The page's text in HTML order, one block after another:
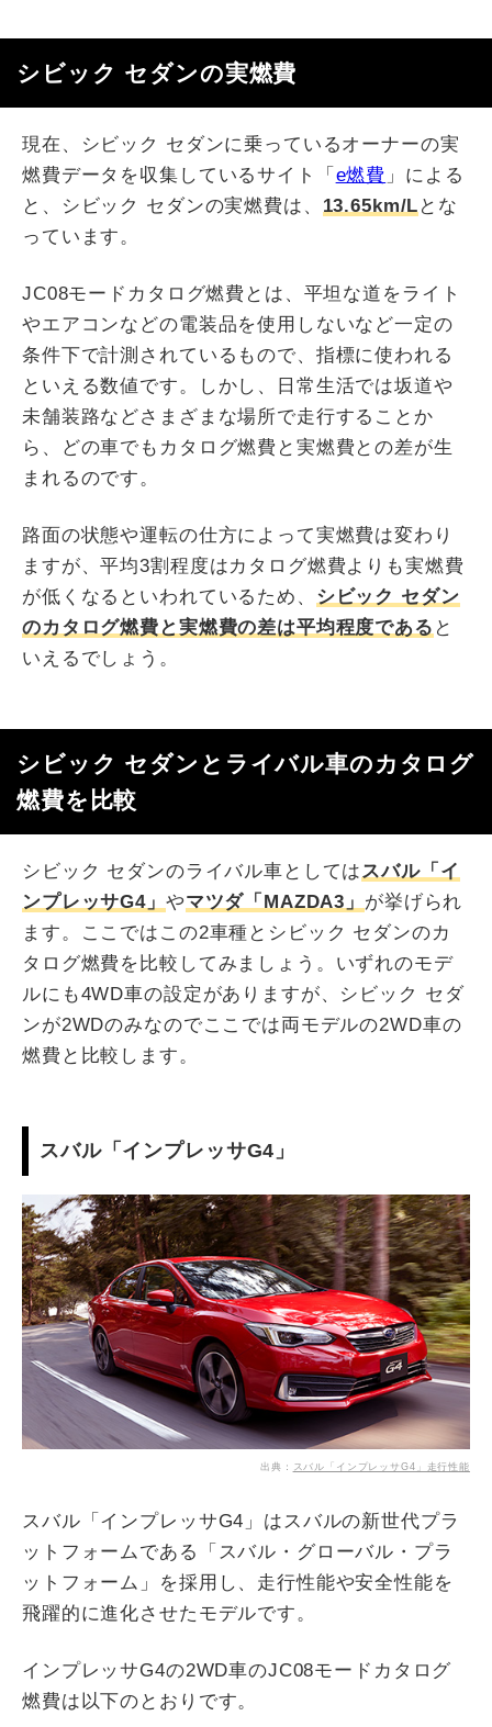
シビック セダンの実燃費
現在、シビック セダンに乗っているオーナーの実
燃費データを収集しているサイト「 e燃費 」による
と、シビック セダンの実燃費は、 13.65km/L とな
っています。
JC08モードカタログ燃費とは、平坦な道をライト
やエアコンなどの電装品を使用しないなど一定の
条件下で計測されているもので、指標に使われる
といえる数値です。しかし、日常生活では坂道や
未舗装路などさまざまな場所で走行することか
ら、どの車でもカタログ燃費と実燃費との差が生
まれるのです。
路面の状態や運転の仕方によって実燃費は変わり
ますが、平均3割程度はカタログ燃費よりも実燃費
が低くなるといわれているため、 シビック セダン
のカタログ燃費と実燃費の差は平均程度である と
いえるでしょう。
シビック セダンとライバル車のカタログ
燃費を比較
シビック セダンのライバル車としては スバル「イ
ンプレッサG4」 やマツダ「MAZDA3」 が挙げられ
ます。ここではこの2車種とシビック セダンのカ
タログ燃費を比較してみましょう。いずれのモデ
ルにも4WD車の設定がありますが、シビック セダ
ンが2WDのみなのでここでは両モデルの2WD車の
燃費と比較します。
スバル「インプレッサG4」
出典： スバル「インプレッサG4」走行性能
スバル「インプレッサG4」はスバルの新世代プラ
ットフォームである「スバル・グローバル・プラ
ットフォーム」を採用し、走行性能や安全性能を
飛躍的に進化させたモデルです。
インプレッサG4の2WD車のJC08モードカタログ
燃費は以下のとおりです。